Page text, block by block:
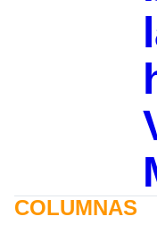
COLUMNAS